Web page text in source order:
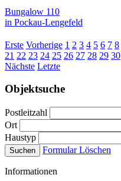
Bungalow 110
in Pockau-Lengefeld
Erste Vorherige 1 2 3 4 5 6 7 8
21 22 23 24 25 26 27 28 29 30
Nächste Letzte
Objektsuche
Postleitzahl
Ort
Haustyp
Formular Löschen
Informationen